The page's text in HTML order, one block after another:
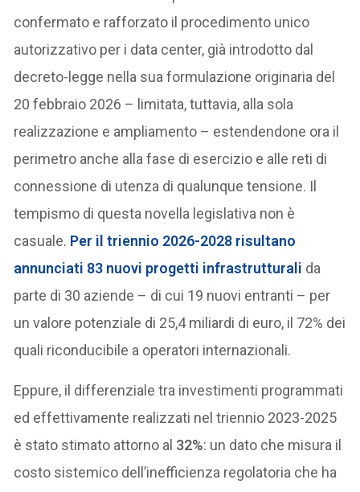
confermato e rafforzato il procedimento unico
autorizzativo per i data center, già introdotto dal
decreto-legge nella sua formulazione originaria del
20 febbraio 2026 – limitata, tuttavia, alla sola
realizzazione e ampliamento – estendendone ora il
perimetro anche alla fase di esercizio e alle reti di
connessione di utenza di qualunque tensione. Il
tempismo di questa novella legislativa non è
casuale. Per il triennio 2026-2028 risultano
annunciati 83 nuovi progetti infrastrutturali da
parte di 30 aziende – di cui 19 nuovi entranti – per
un valore potenziale di 25,4 miliardi di euro, il 72% dei
quali riconducibile a operatori internazionali.
Eppure, il differenziale tra investimenti programmati
ed effettivamente realizzati nel triennio 2023-2025
è stato stimato attorno al 32%: un dato che misura il
costo sistemico dell’inefficienza regolatoria che ha